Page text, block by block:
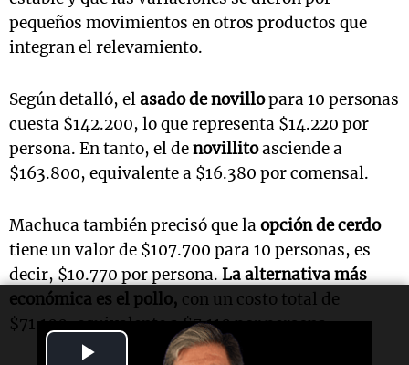
pequeños movimientos en otros productos que
integran el relevamiento.
Según detalló, elasado de novillopara 10 personas
cuesta $142.200, lo que representa $14.220 por
persona. En tanto, el denovillitoasciende a
$163.800, equivalente a $16.380 por comensal.
Machuca también precisó que laopción de cerdo
tiene un valor de $107.700 para 10 personas, es
decir, $10.770 por persona. La alternativa más
económica es el pollo, con un costo total de
$71.100, equivalente a $7.110 por persona.